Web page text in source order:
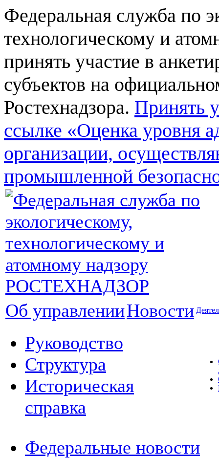
Федеральная служба по
технологическому и
принять участие в
субъектов на
Ростехнадзора. Принять
ссылке «Оценка уровня
организации,
промышленной
Об управленииНовости
Руководство
Структура
Историческая
справка
Федеральные новости